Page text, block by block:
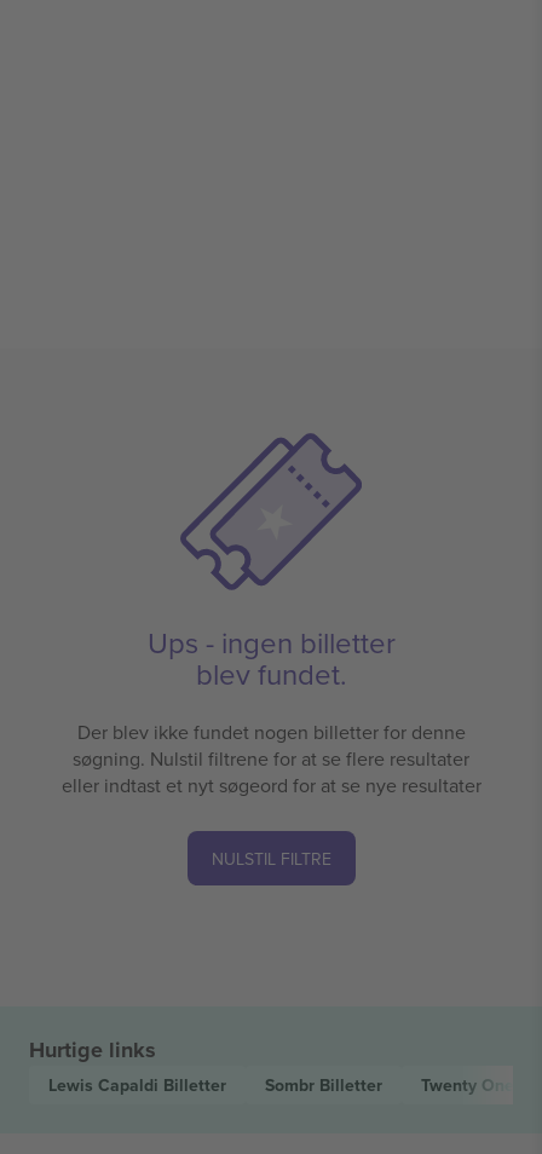
Ups - ingen billetter
blev fundet.
Der blev ikke fundet nogen billetter for denne
søgning. Nulstil filtrene for at se flere resultater
eller indtast et nyt søgeord for at se nye resultater
NULSTIL FILTRE
Hurtige links
Lewis Capaldi Billetter Sombr Billetter Twenty One